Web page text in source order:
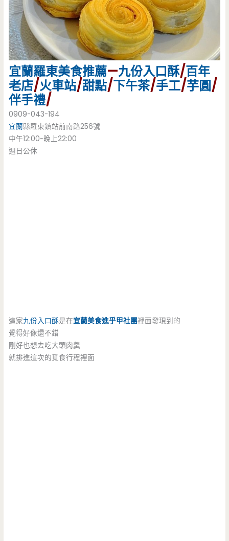
宜蘭羅東美食推薦—九份入口酥/百年
老店/火車站/甜點/下午茶/手工/芋圓/
伴手禮/
0909-043-194
宜蘭縣羅東鎮站前南路256號
中午12:00~晚上22:00
週日公休
這家九份入口酥是在宜蘭美食進乎甲社團裡面發現到的
覺得好像還不錯
剛好也想去吃大頭肉羹
就排進這次的覓食行程裡面